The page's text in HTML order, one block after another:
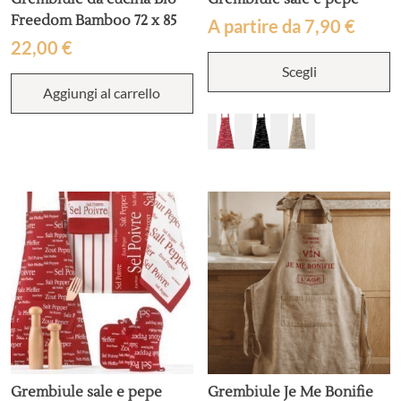
Freedom Bamboo 72 x 85
22,00 €
Aggiungi al carrello
A partire da 7,90€
Scegli
Grembiule sale e pepe Grembiule Je Me Bonifie